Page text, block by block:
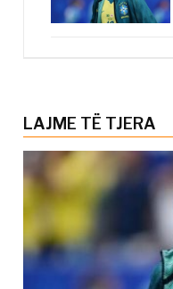
LAJME TË TJERA